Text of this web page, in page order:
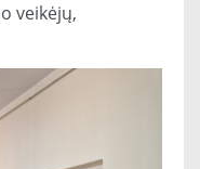
veikėjų,